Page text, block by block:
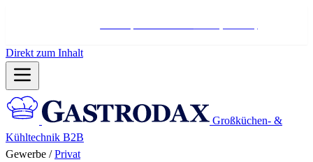
Direkt zum Inhalt
Großküchen- &
Kühltechnik B2B
Gewerbe / Privat